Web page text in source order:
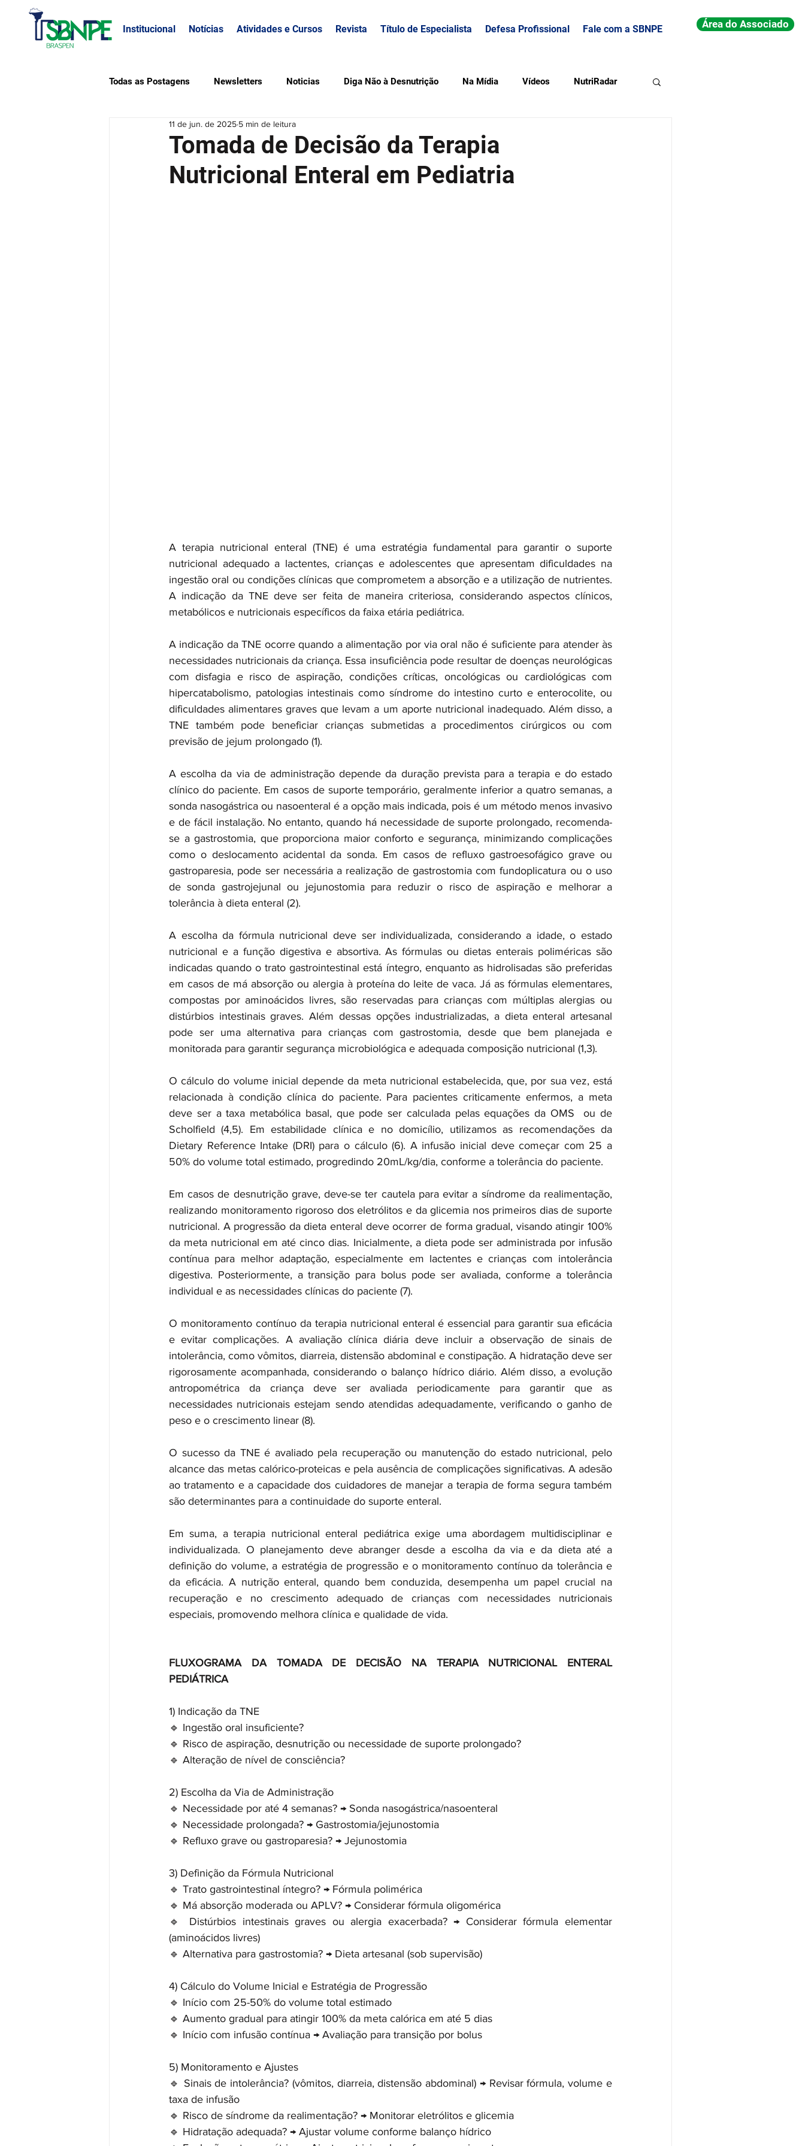
Institucional Notícias Atividades e Cursos Revista Título de Especialista Defesa Profissional Fale com a SBNPE Área do Associado
Todas as Postagens Newsletters Noticias Diga Não à Desnutrição Na Mídia Vídeos NutriRadar
Defesa Profissional
Tomada de Decisão da Terapia
Nutricional Enteral em Pediatria
11 de jun. de 2025 5 min de leitura
A terapia nutricional enteral (TNE) é uma estratégia fundamental para garantir o suporte
nutricional adequado a lactentes, crianças e adolescentes que apresentam dificuldades na
ingestão oral ou condições clínicas que comprometem a absorção e a utilização de nutrientes.
A indicação da TNE deve ser feita de maneira criteriosa, considerando aspectos clínicos,
metabólicos e nutricionais específicos da faixa etária pediátrica.
A indicação da TNE ocorre quando a alimentação por via oral não é suficiente para atender às
necessidades nutricionais da criança. Essa insuficiência pode resultar de doenças neurológicas
com disfagia e risco de aspiração, condições críticas, oncológicas ou cardiológicas com
hipercatabolismo, patologias intestinais como síndrome do intestino curto e enterocolite, ou
dificuldades alimentares graves que levam a um aporte nutricional inadequado. Além disso, a
TNE também pode beneficiar crianças submetidas a procedimentos cirúrgicos ou com
previsão de jejum prolongado (1).
A escolha da via de administração depende da duração prevista para a terapia e do estado
clínico do paciente. Em casos de suporte temporário, geralmente inferior a quatro semanas, a
sonda nasogástrica ou nasoenteral é a opção mais indicada, pois é um método menos invasivo
e de fácil instalação. No entanto, quando há necessidade de suporte prolongado, recomenda-
se a gastrostomia, que proporciona maior conforto e segurança, minimizando complicações
como o deslocamento acidental da sonda. Em casos de refluxo gastroesofágico grave ou
gastroparesia, pode ser necessária a realização de gastrostomia com fundoplicatura ou o uso
de sonda gastrojejunal ou jejunostomia para reduzir o risco de aspiração e melhorar a
tolerância à dieta enteral (2).
A escolha da fórmula nutricional deve ser individualizada, considerando a idade, o estado
nutricional e a função digestiva e absortiva. As fórmulas ou dietas enterais poliméricas são
indicadas quando o trato gastrointestinal está íntegro, enquanto as hidrolisadas são preferidas
em casos de má absorção ou alergia à proteína do leite de vaca. Já as fórmulas elementares,
compostas por aminoácidos livres, são reservadas para crianças com múltiplas alergias ou
distúrbios intestinais graves. Além dessas opções industrializadas, a dieta enteral artesanal
pode ser uma alternativa para crianças com gastrostomia, desde que bem planejada e
monitorada para garantir segurança microbiológica e adequada composição nutricional (1,3).
O cálculo do volume inicial depende da meta nutricional estabelecida, que, por sua vez, está
relacionada à condição clínica do paciente. Para pacientes criticamente enfermos, a meta
deve ser a taxa metabólica basal, que pode ser calculada pelas equações da OMS  ou de
Scholfield (4,5). Em estabilidade clínica e no domicílio, utilizamos as recomendações da
Dietary Reference Intake (DRI) para o cálculo (6). A infusão inicial deve começar com 25 a
50% do volume total estimado, progredindo 20mL/kg/dia, conforme a tolerância do paciente.
Em casos de desnutrição grave, deve-se ter cautela para evitar a síndrome da realimentação,
realizando monitoramento rigoroso dos eletrólitos e da glicemia nos primeiros dias de suporte
nutricional. A progressão da dieta enteral deve ocorrer de forma gradual, visando atingir 100%
da meta nutricional em até cinco dias. Inicialmente, a dieta pode ser administrada por infusão
contínua para melhor adaptação, especialmente em lactentes e crianças com intolerância
digestiva. Posteriormente, a transição para bolus pode ser avaliada, conforme a tolerância
individual e as necessidades clínicas do paciente (7).
O monitoramento contínuo da terapia nutricional enteral é essencial para garantir sua eficácia
e evitar complicações. A avaliação clínica diária deve incluir a observação de sinais de
intolerância, como vômitos, diarreia, distensão abdominal e constipação. A hidratação deve ser
rigorosamente acompanhada, considerando o balanço hídrico diário. Além disso, a evolução
antropométrica da criança deve ser avaliada periodicamente para garantir que as
necessidades nutricionais estejam sendo atendidas adequadamente, verificando o ganho de
peso e o crescimento linear (8).
O sucesso da TNE é avaliado pela recuperação ou manutenção do estado nutricional, pelo
alcance das metas calórico-proteicas e pela ausência de complicações significativas. A adesão
ao tratamento e a capacidade dos cuidadores de manejar a terapia de forma segura também
são determinantes para a continuidade do suporte enteral.
Em suma, a terapia nutricional enteral pediátrica exige uma abordagem multidisciplinar e
individualizada. O planejamento deve abranger desde a escolha da via e da dieta até a
definição do volume, a estratégia de progressão e o monitoramento contínuo da tolerância e
da eficácia. A nutrição enteral, quando bem conduzida, desempenha um papel crucial na
recuperação e no crescimento adequado de crianças com necessidades nutricionais
especiais, promovendo melhora clínica e qualidade de vida.
FLUXOGRAMA DA TOMADA DE DECISÃO NA TERAPIA NUTRICIONAL ENTERAL
PEDIÁTRICA
1️) Indicação da TNE
🔹 Ingestão oral insuficiente?
🔹 Risco de aspiração, desnutrição ou necessidade de suporte prolongado?
🔹 Alteração de nível de consciência?
2️) Escolha da Via de Administração
🔹 Necessidade por até 4 semanas? → Sonda nasogástrica/nasoenteral
🔹 Necessidade prolongada? → Gastrostomia/jejunostomia
🔹 Refluxo grave ou gastroparesia? → Jejunostomia
3️) Definição da Fórmula Nutricional
🔹 Trato gastrointestinal íntegro? → Fórmula polimérica
🔹 Má absorção moderada ou APLV? → Considerar fórmula oligomérica
🔹 Distúrbios intestinais graves ou alergia exacerbada? → Considerar fórmula elementar
(aminoácidos livres)
🔹 Alternativa para gastrostomia? → Dieta artesanal (sob supervisão)
4️) Cálculo do Volume Inicial e Estratégia de Progressão
🔹 Início com 25-50% do volume total estimado
🔹 Aumento gradual para atingir 100% da meta calórica em até 5 dias
🔹 Início com infusão contínua → Avaliação para transição por bolus
5️) Monitoramento e Ajustes
🔹 Sinais de intolerância? (vômitos, diarreia, distensão abdominal) → Revisar fórmula, volume e
taxa de infusão
🔹 Risco de síndrome da realimentação? → Monitorar eletrólitos e glicemia
🔹 Hidratação adequada? → Ajustar volume conforme balanço hídrico